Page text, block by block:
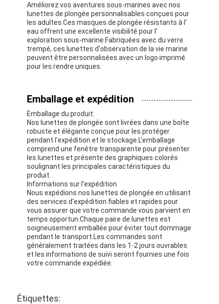
Améliorez vos aventures sous-marines avec nos
lunettes de plongée personnalisables conçues pour
les adultes.Ces masques de plongée résistants à l'
eau offrent une excellente visibilité pour l'
exploration sous-marine.Fabriquées avec du verre
trempé, ces lunettes d'observation de la vie marine
peuvent être personnalisées avec un logo imprimé
pour les rendre uniques.
Emballage et expédition
Emballage du produit:
Nos lunettes de plongée sont livrées dans une boîte
robuste et élégante conçue pour les protéger
pendant l'expédition et le stockage.L'emballage
comprend une fenêtre transparente pour présenter
les lunettes et présente des graphiques colorés
soulignant les principales caractéristiques du
produit.
Informations sur l'expédition
Nous expédions nos lunettes de plongée en utilisant
des services d'expédition fiables et rapides pour
vous assurer que votre commande vous parvient en
temps opportun.Chaque paire de lunettes est
soigneusement emballée pour éviter tout dommage
pendant le transport.Les commandes sont
généralement traitées dans les 1-2 jours ouvrables
et les informations de suivi seront fournies une fois
votre commande expédiée.
Étiquettes: